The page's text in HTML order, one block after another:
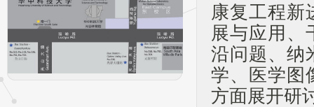
康复工程新
展与应用、
沿问题、纳
学、医学图
方面展开研